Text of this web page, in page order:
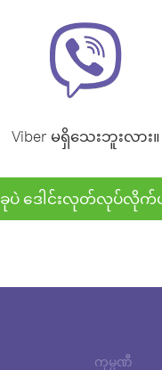
Viber မရှိသေးဘူးလား။
ခုပဲ ဒေါင်းလုတ်လုပ်လိုက်ပ
ကုမ္ပဏီ